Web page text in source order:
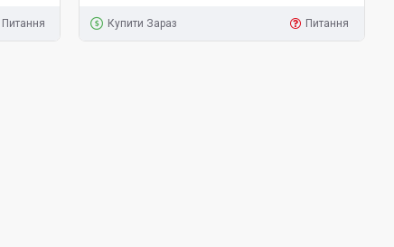
Питання Купити Зараз Питання